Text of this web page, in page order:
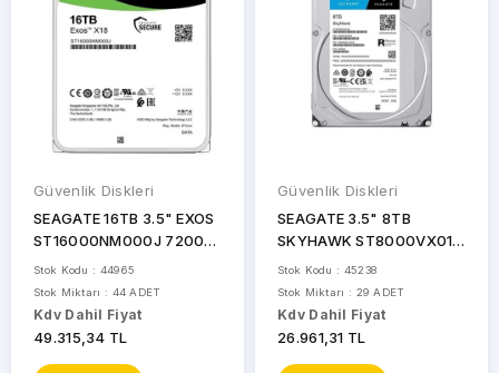
Güvenlik Diskleri
SEAGATE 16TB 3.5" EXOS
ST16000NM000J 7200
RPM 256MB SATA-3 NAS
ve Güvenlik Diski
Stok Kodu : 44965
Stok Miktarı : 44 ADET
Kdv Dahil Fiyat
49.315,34 TL
Güvenlik Diskleri
SEAGATE 3.5" 8TB
SKYHAWK ST8000VX010
7200 RPM 256MB SATA-3
Güvenlik Diski
Stok Kodu : 45238
Stok Miktarı : 29 ADET
Kdv Dahil Fiyat
26.961,31 TL